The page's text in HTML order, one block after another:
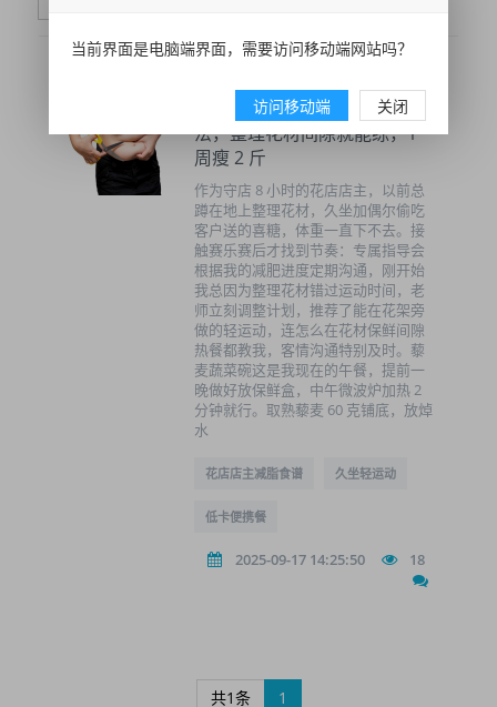
支持量排序
花店店主亲测！3 个久坐减肥
法，整理花材间隙就能练，1
周瘦 2 斤
作为守店 8 小时的花店店主，以前总
蹲在地上整理花材，久坐加偶尔偷吃
客户送的喜糖，体重一直下不去。接
触赛乐赛后才找到节奏：专属指导会
根据我的减肥进度定期沟通，刚开始
我总因为整理花材错过运动时间，老
师立刻调整计划，推荐了能在花架旁
做的轻运动，连怎么在花材保鲜间隙
热餐都教我，客情沟通特别及时。藜
麦蔬菜碗这是我现在的午餐，提前一
晚做好放保鲜盒，中午微波炉加热 2
分钟就行。取熟藜麦 60 克铺底，放焯
水
花店店主减脂食谱 久坐轻运动
低卡便携餐
2025-09-17 14:25:50 18
共1条 1
当前界面是电脑端界面，需要访问移动端网站吗？
访问移动端 关闭